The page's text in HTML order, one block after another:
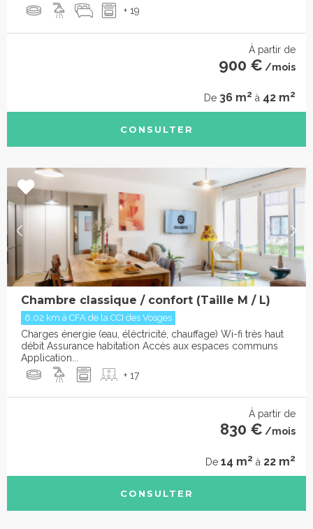
+ 19
À partir de
900 € /mois
De 36 m2 à 42 m2
CONSULTER
Chambre classique / confort (Taille M / L)
6.02 km à CFA de la CCI des Vosges
Charges énergie (eau, éléctricité, chauffage) Wi-fi très haut
débit Assurance habitation Accès aux espaces communs
Application...
+ 17
À partir de
830 € /mois
De 14 m2 à 22 m2
CONSULTER